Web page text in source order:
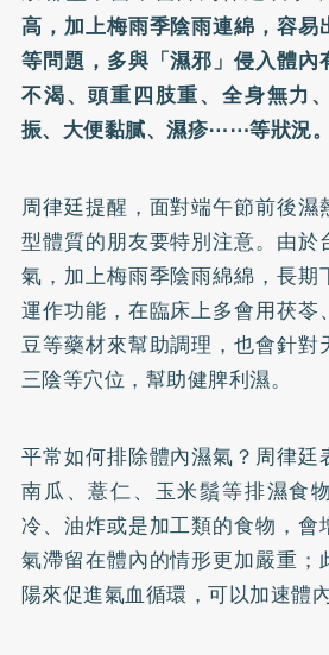
高，加上梅雨季陰雨連綿，容易
等問題，多與「濕邪」侵入體內
不渴、頭重四肢重、全身無力
振、大便黏膩、濕疹⋯⋯等狀況。
周律廷提醒，面對端午節前後
型體質的朋友要特別注意。由
氣，加上梅雨季陰雨綿綿，長期
運作功能，在臨床上多會用茯
豆等藥材來幫助調理，也會針對
三陰等穴位，幫助健脾利濕。
平常如何排除體內濕氣？周律廷
南瓜、薏仁、玉米鬚等排濕食
冷、油炸或是加工類的食物，
氣滯留在體內的情形更加嚴重；
陽來促進氣血循環，可以加速體